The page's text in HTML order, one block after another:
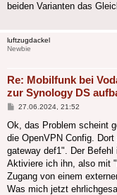
beiden Varianten das
luftzugdackel
Newbie
Re: Mobilfunk bei
zur Synology DS
Beitrag
27.06.2024, 21:52
Ok, das Problem scheint
die OpenVPN Config.
gateway def1". Der
Aktiviere ich ihn, also mit
Zugang von einem
Was mich jetzt